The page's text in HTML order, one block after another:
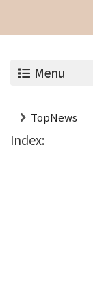
Menu
TopNews
Index: